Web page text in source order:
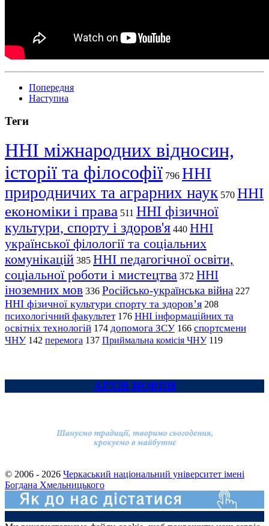
Попередня
Наступна
Теги
ННІ міжнародних відносин,
історії та філософії 796 ННІ
природничих та аграрних наук 570 ННІ
економіки і права 511 ННІ фізичної
культури, спорту і здоров'я 440 ННІ
української філології та соціальних
комунікацій 385 ННІ педагогічної освіти,
соціальної роботи і мистецтва 372 ННІ
іноземних мов 336 Російсько-українська війна 227
ННІ фізичної культури спорту та здоров’я 208
психологічний факультет 176 ННІ інформаційних та
освітніх технологій 174 допомога ЗСУ 166 спортсмени
ЧНУ 142 перемога 137 Приймальна комісія ЧНУ 119
АРХІВ НОВИН
© 2006 - 2026 Черкаський національний університет імені
Богдана Хмельницького